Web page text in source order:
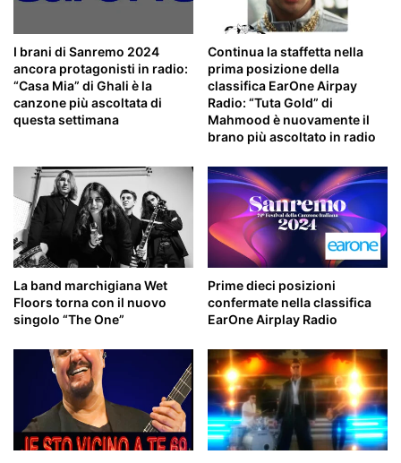
I brani di Sanremo 2024
ancora protagonisti in radio:
“Casa Mia” di Ghali è la
canzone più ascoltata di
questa settimana
Continua la staffetta nella
prima posizione della
classifica EarOne Airpay
Radio: “Tuta Gold” di
Mahmood è nuovamente il
brano più ascoltato in radio
La band marchigiana Wet
Floors torna con il nuovo
singolo “The One”
Prime dieci posizioni
confermate nella classifica
EarOne Airplay Radio